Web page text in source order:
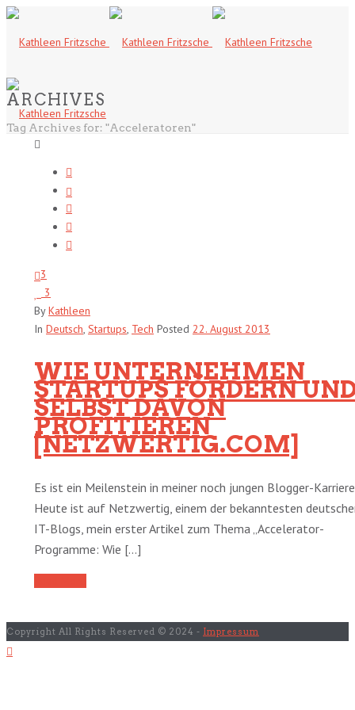
ARCHIVES
Tag Archives for: "Acceleratoren"
3
3
ByKathleen
In Deutsch, Startups, Tech Posted 22. August 2013
WIE UNTERNEHMEN
STARTUPS FÖRDERN
SELBST DAVON
PROFITIEREN
[NETZWERTIG.COM]
Es ist ein Meilenstein in meiner noch jungen Blogger-
Heute ist auf Netzwertig, einem der bekanntesten
IT-Blogs, mein erster Artikel zum Thema „Accelerator-
Programme: Wie [...]
Copyright All Rights Reserved © 2024 - Impressum